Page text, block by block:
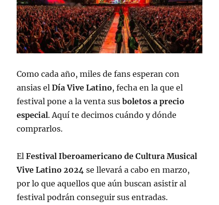
Como cada año, miles de fans esperan con
ansias elDía Vive Latino, fecha en la que el
festival pone a la venta susboletos a precio
especial. Aquí te decimos cuándo y dónde
comprarlos.
ElFestival Iberoamericano de Cultura Musical
Vive Latino 2024 se llevará a cabo en marzo,
por lo que aquellos que aún buscan asistir al
festival podrán conseguir sus entradas.